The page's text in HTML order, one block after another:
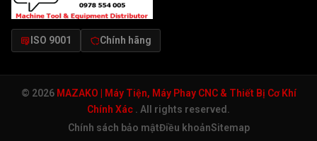
ISO 9001 Chính hãng
© 2026 MAZAKO | Máy Tiện, Máy Phay CNC & Thiết Bị Cơ Khí
Chính Xác . All rights reserved.
Chính sách bảo mậtĐiều khoảnSitemap